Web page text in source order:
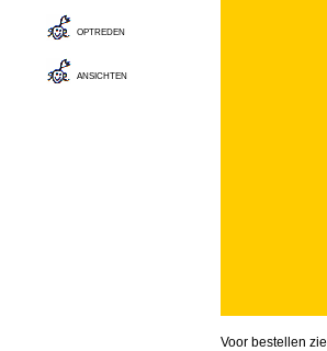
Voor bestellen